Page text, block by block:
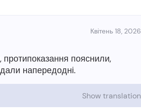
Квітень 18, 2026
протипоказання пояснили,
Show translation